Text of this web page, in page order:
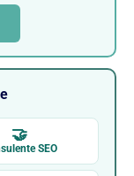
🤝
SEO